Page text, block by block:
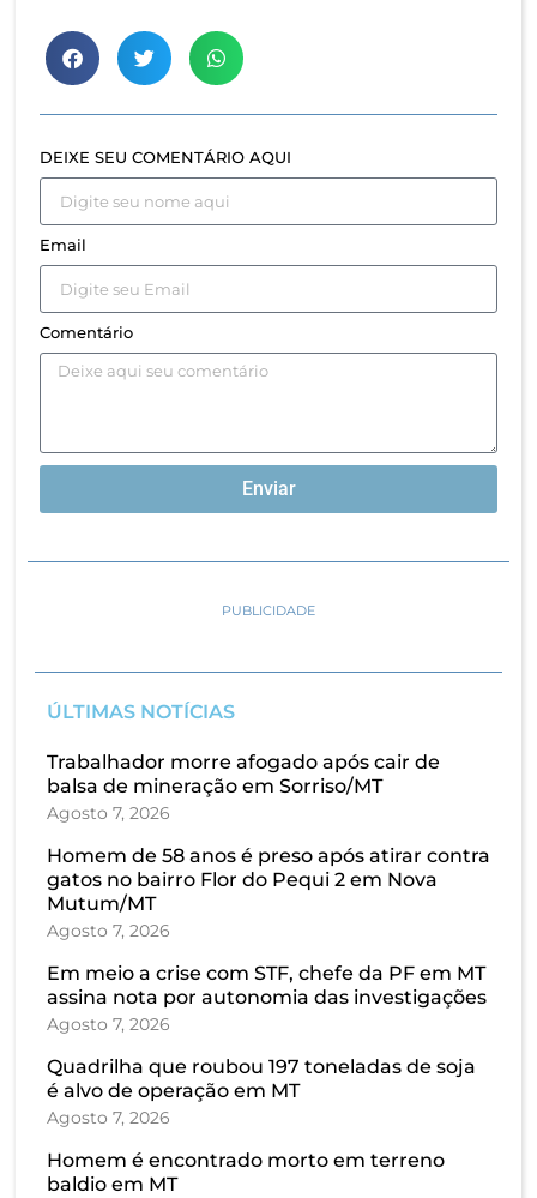
DEIXE SEU COMENTÁRIO AQUI
Email
Comentário
Enviar
PUBLICIDADE
ÚLTIMAS NOTÍCIAS
Trabalhador morre afogado após cair de
balsa de mineração em Sorriso/MT
Agosto 7, 2026
Homem de 58 anos é preso após atirar contra
gatos no bairro Flor do Pequi 2 em Nova
Mutum/MT
Agosto 7, 2026
Em meio a crise com STF, chefe da PF em MT
assina nota por autonomia das investigações
Agosto 7, 2026
Quadrilha que roubou 197 toneladas de soja
é alvo de operação em MT
Agosto 7, 2026
Homem é encontrado morto em terreno
baldio em MT